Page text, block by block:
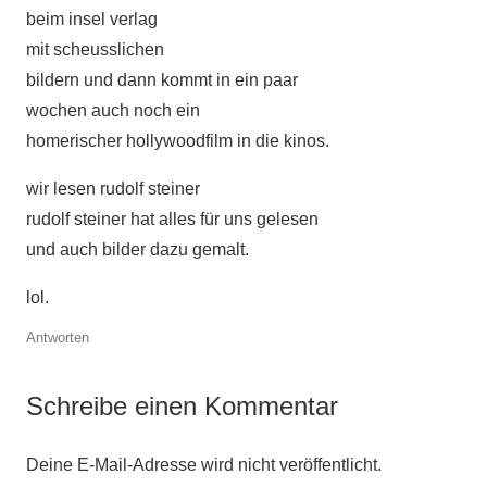
beim insel verlag
mit scheusslichen
bildern und dann kommt in ein paar
wochen auch noch ein
homerischer hollywoodfilm in die kinos.
wir lesen rudolf steiner
rudolf steiner hat alles für uns gelesen
und auch bilder dazu gemalt.
lol.
Antworten
Schreibe einen Kommentar
Deine E-Mail-Adresse wird nicht veröffentlicht.